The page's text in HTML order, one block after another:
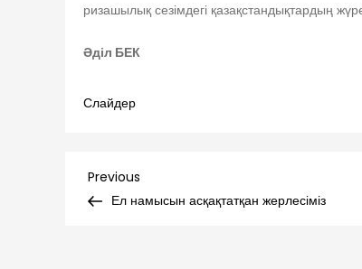
ризашылық сезімдегі қазақстандықтардың
Әділ БЕК
Слайдер
Навигация
Previous
Post
Previous
Ел намысын асқақтатқан жерлесіміз